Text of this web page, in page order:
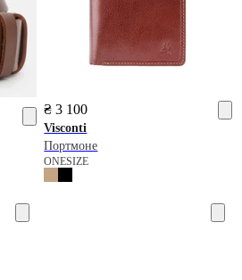
₴ 3 100
Visconti
Портмоне
ONESIZE